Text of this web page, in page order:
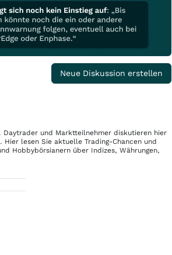
Neue Diskussion erstellen
Daytrader und Marktteilnehmer diskutieren hier
lesen Sie aktuelle Trading-Chancen und
Hobbybörsianern über Indizes, Währungen,